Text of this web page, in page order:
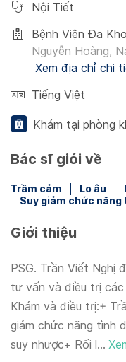
Nội Tiết
Bệnh Viện Đa
Nguyễn Hoàng,
Xem địa chỉ chi
Tiếng Việt
Khám tại phòng
Bác sĩ giỏi về
Trầm cảm Lo âu
Suy giảm chức năng
Giới thiệu
PSG. Trần Viết Nghị
tư vấn và điều trị
Khám và điều trị:+
giảm chức năng tình
suy nhược+ Rối l...